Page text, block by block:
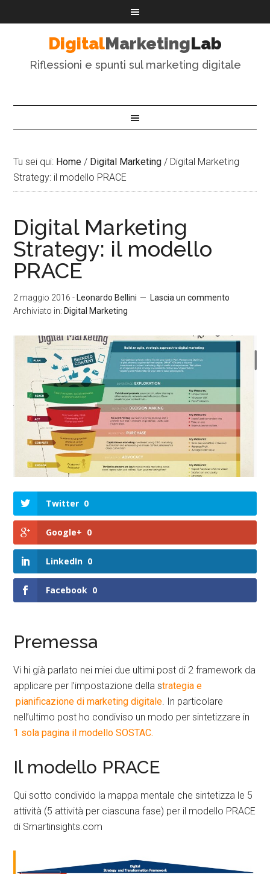
DigitalMarketingLab
Riflessioni e spunti sul marketing digitale
Tu sei qui: Home / Digital Marketing / Digital Marketing
Strategy: il modello PRACE
Digital Marketing
Strategy: il modello
PRACE
2 maggio 2016 - Leonardo Bellini
Lascia un commento
Archiviato in: Digital Marketing
Twitter 0
Google+ 0
LinkedIn 0
Facebook 0
Premessa
Vi hi già parlato nei miei due ultimi post di 2 framework da
applicare per l’impostazione della strategia e
pianificazione di marketing digitale. In particolare
nell’ultimo post ho condiviso un modo per sintetizzare in
1 sola pagina il modello SOSTAC.
Il modello PRACE
Qui sotto condivido la mappa mentale che sintetizza le 5
attività (5 attività per ciascuna fase) per il modello PRACE
di Smartinsights.com